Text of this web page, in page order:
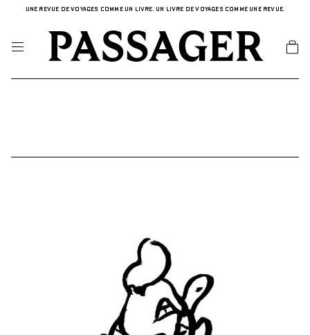
UNE REVUE DE VOYAGES COMME UN LIVRE. UN LIVRE DE VOYAGES COMME UNE REVUE.